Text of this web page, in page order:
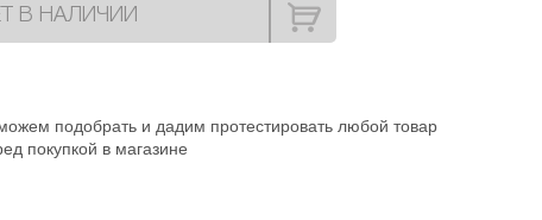
В НАЛИЧИИ
подобрать и дадим протестировать любой товар
покупкой в магазине